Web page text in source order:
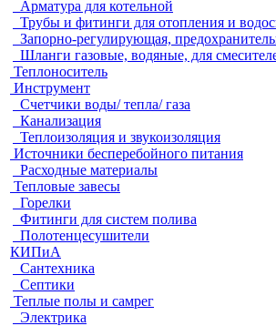
Арматура для котельной
Трубы и фитинги для отопления и
Запорно-регулирующая,
Шланги газовые, водяные, для
Теплоноситель
Инструмент
Счетчики воды/ тепла/ газа
Канализация
Теплоизоляция и звукоизоляция
Источники бесперебойного питания
Расходные материалы
Тепловые завесы
Горелки
Фитинги для систем полива
Полотенцесушители
КИПиА
Сантехника
Септики
Теплые полы и самрег
Электрика